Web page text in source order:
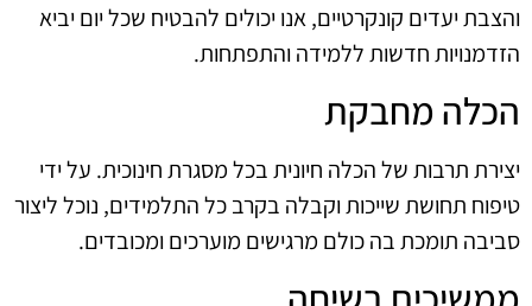
והצבת יעדים קונקרטיים, אנו יכולים להבטיח שכל יום יביא
הזדמנויות חדשות ללמידה והתפתחות.
הכלה מחבקת
יצירת תרבות של הכלה חיונית בכל מסגרת חינוכית. על ידי
טיפוח תחושת שייכות וקבלה בקרב כל התלמידים, נוכל ליצור
סביבה תומכת בה כולם מרגישים מוערכים ומכובדים.